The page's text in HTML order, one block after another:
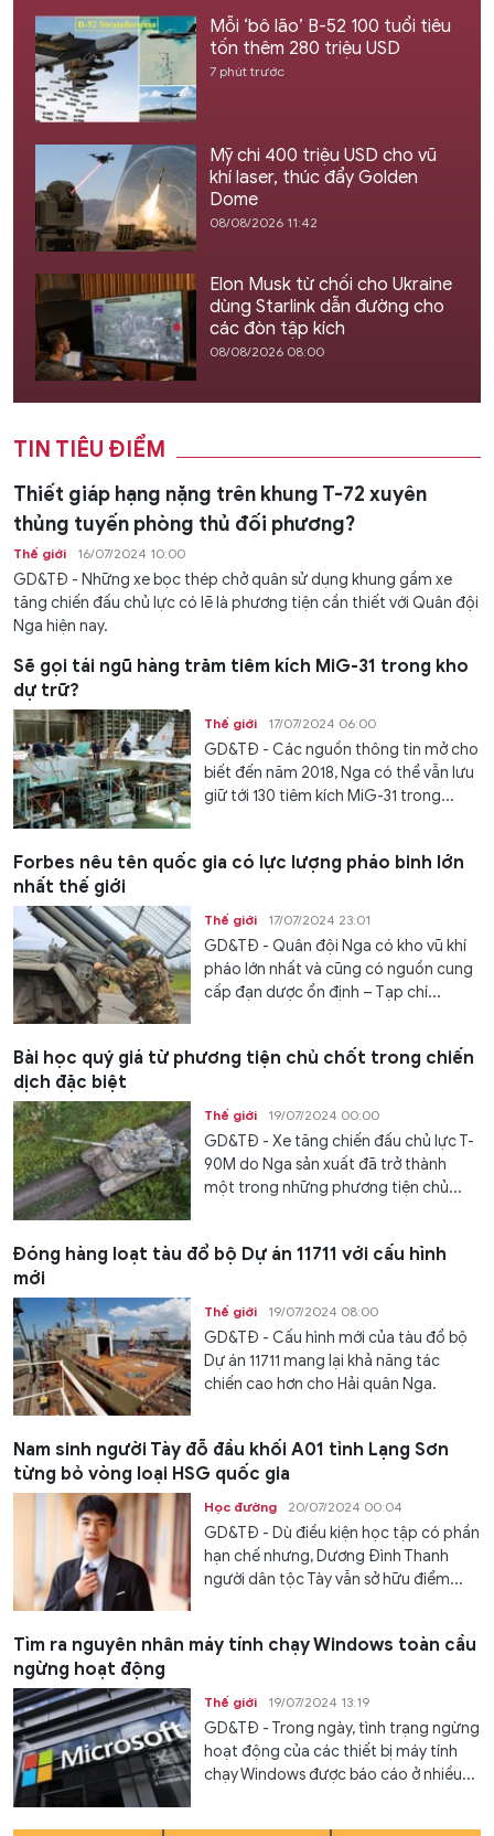
Mỗi ‘bô lão’ B-52 100 tuổi tiêu
tốn thêm 280 triệu USD
7 phút trước
Mỹ chi 400 triệu USD cho vũ
khí laser, thúc đẩy Golden
Dome
08/08/2026 11:42
Elon Musk từ chối cho Ukraine
dùng Starlink dẫn đường cho
các đòn tập kích
08/08/2026 08:00
TIN TIÊU ĐIỂM
Thiết giáp hạng nặng trên khung T-72 xuyên
thủng tuyến phòng thủ đối phương?
Thế giới 16/07/2024 10:00
GD&TĐ - Những xe bọc thép chở quân sử dụng khung gầm xe
tăng chiến đấu chủ lực có lẽ là phương tiện cần thiết với Quân đội
Nga hiện nay.
Sẽ gọi tái ngũ hàng trăm tiêm kích MiG-31 trong kho
dự trữ?
Thế giới 17/07/2024 06:00
GD&TĐ - Các nguồn thông tin mở cho
biết đến năm 2018, Nga có thể vẫn lưu
giữ tới 130 tiêm kích MiG-31 trong...
Forbes nêu tên quốc gia có lực lượng pháo binh lớn
nhất thế giới
Thế giới 17/07/2024 23:01
GD&TĐ - Quân đội Nga có kho vũ khí
pháo lớn nhất và cũng có nguồn cung
cấp đạn dược ổn định – Tạp chí...
Bài học quý giá từ phương tiện chủ chốt trong chiến
dịch đặc biệt
Thế giới 19/07/2024 00:00
GD&TĐ - Xe tăng chiến đấu chủ lực T-
90M do Nga sản xuất đã trở thành
một trong những phương tiện chủ...
Đóng hàng loạt tàu đổ bộ Dự án 11711 với cấu hình
mới
Thế giới 19/07/2024 08:00
GD&TĐ - Cấu hình mới của tàu đổ bộ
Dự án 11711 mang lại khả năng tác
chiến cao hơn cho Hải quân Nga.
Nam sinh người Tày đỗ đầu khối A01 tỉnh Lạng Sơn
từng bỏ vòng loại HSG quốc gia
Học đường 20/07/2024 00:04
GD&TĐ - Dù điều kiện học tập có phần
hạn chế nhưng, Dương Đình Thanh
người dân tộc Tày vẫn sở hữu điểm...
Tìm ra nguyên nhân máy tính chạy Windows toàn cầu
ngừng hoạt động
Thế giới 19/07/2024 13:19
GD&TĐ - Trong ngày, tình trạng ngừng
hoạt động của các thiết bị máy tính
chạy Windows được báo cáo ở nhiều...